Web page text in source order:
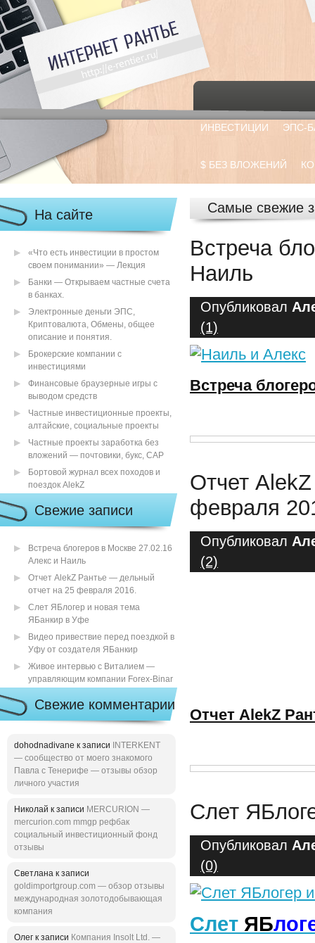
ИНВЕСТИЦИИ ЭПС-
$ БЕЗ ВЛОЖЕНИЙ
На сайте
«Что есть инвестиции в простом
своем понимании» — Лекция
Банки — Открываем частные счета
в банках.
Электронные деньги ЭПС,
Криптовалюта, Обмены, общее
описание и понятия.
Брокерские компании с
инвестициями
Финансовые браузерные игры с
выводом средств
Частные инвестиционные проекты,
алтайские, социальные проекты
Частные проекты заработка без
вложений — почтовики, букс, САР
Бортовой журнал всех походов и
поездок AlekZ
Свежие записи
Встреча блогеров в Москве 27.02.16
Алекс и Наиль
Отчет AlekZ Рантье — дельный
отчет на 25 февраля 2016.
Слет ЯБлогер и новая тема
ЯБанкир в Уфе
Видео привествие перед поездкой в
Уфу от создателя ЯБанкир
Живое интервью с Виталием —
управляющим компании Forex-Binar
Свежие комментарии
dohodnadivane к записи
INTERKENT
— сообщество от моего знакомого
Павла с Тенерифе — отзывы обзор
личного участия
Николай к записи MERCURION —
mercurion.com mmgp рефбак
социальный инвестиционный фонд
отзывы
Светлана к записи
goldimportgroup.com — обзор отзывы
международная золотодобывающая
компания
Олег к записи Компания Insolt Ltd. —
Самые свежие
Встреча
Наиль
Опубликовал
(1)
Встреча
Отчет
февраля
Опубликовал
(2)
Отчет AlekZ
Слет
Опубликовал
(0)
Слет ЯБл